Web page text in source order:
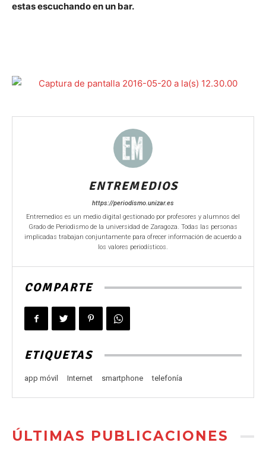
estas escuchando en un bar.
ENTREMEDIOS
https://periodismo.unizar.es
Entremedios es un medio digital gestionado por profesores y alumnos del
Grado de Periodismo de la universidad de Zaragoza. Todas las personas
implicadas trabajan conjuntamente para ofrecer información de acuerdo a
los valores periodísticos.
COMPARTE
ETIQUETAS
app móvil Internet smartphone telefonía
ÚLTIMAS PUBLICACIONES